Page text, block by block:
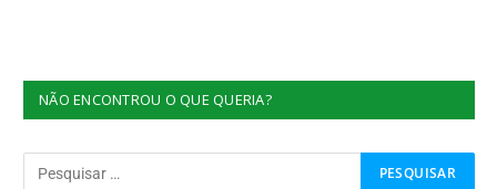
NÃO ENCONTROU O QUE QUERIA?